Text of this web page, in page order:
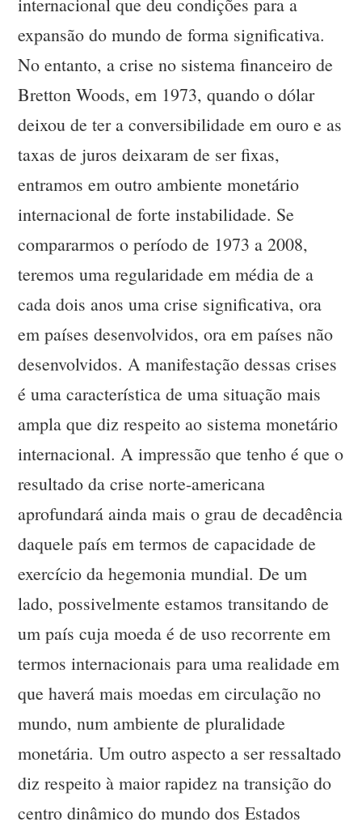
internacional que deu condições para a
expansão do mundo de forma significativa.
No entanto, a crise no sistema financeiro de
Bretton Woods, em 1973, quando o dólar
deixou de ter a conversibilidade em ouro e as
taxas de juros deixaram de ser fixas,
entramos em outro ambiente monetário
internacional de forte instabilidade. Se
compararmos o período de 1973 a 2008,
teremos uma regularidade em média de a
cada dois anos uma crise significativa, ora
em países desenvolvidos, ora em países não
desenvolvidos. A manifestação dessas crises
é uma característica de uma situação mais
ampla que diz respeito ao sistema monetário
internacional. A impressão que tenho é que o
resultado da crise norte-americana
aprofundará ainda mais o grau de decadência
daquele país em termos de capacidade de
exercício da hegemonia mundial. De um
lado, possivelmente estamos transitando de
um país cuja moeda é de uso recorrente em
termos internacionais para uma realidade em
que haverá mais moedas em circulação no
mundo, num ambiente de pluralidade
monetária. Um outro aspecto a ser ressaltado
diz respeito à maior rapidez na transição do
centro dinâmico do mundo dos Estados